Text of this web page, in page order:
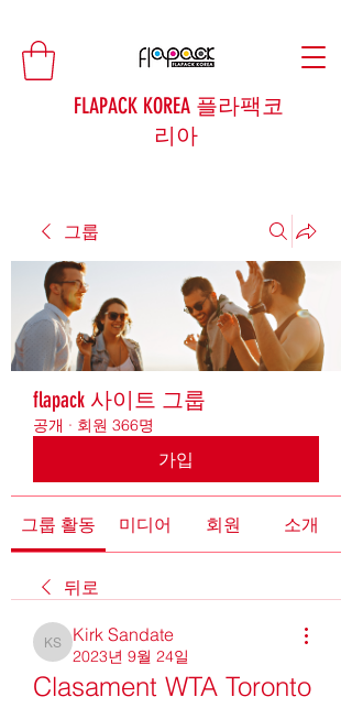
FLAPACK KOREA 플라팩코
리아
그룹
flapack 사이트 그룹
공개 · 회원 366명
가입
그룹 활동 미디어 회원 소개
뒤로
Kirk Sandate
Kirk Sandate
2023년 9월 24일
Clasament WTA Toronto